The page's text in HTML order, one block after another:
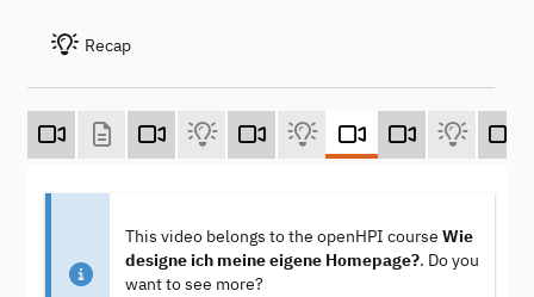
Recap
This video belongs to the openHPI course Wie
designe ich meine eigene Homepage?. Do you
want to see more?